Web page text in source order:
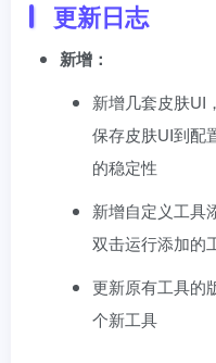
更新日志
新增：
新增几套皮肤UI
保存皮肤UI到配
的稳定性
新增自定义工具
双击运行添加的
更新原有工具的
个新工具